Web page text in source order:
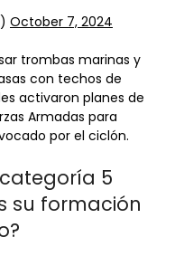
October 7, 2024
trombas marinas y
con techos de
activaron planes de
Armadas para
por el ciclón.
5
su formación